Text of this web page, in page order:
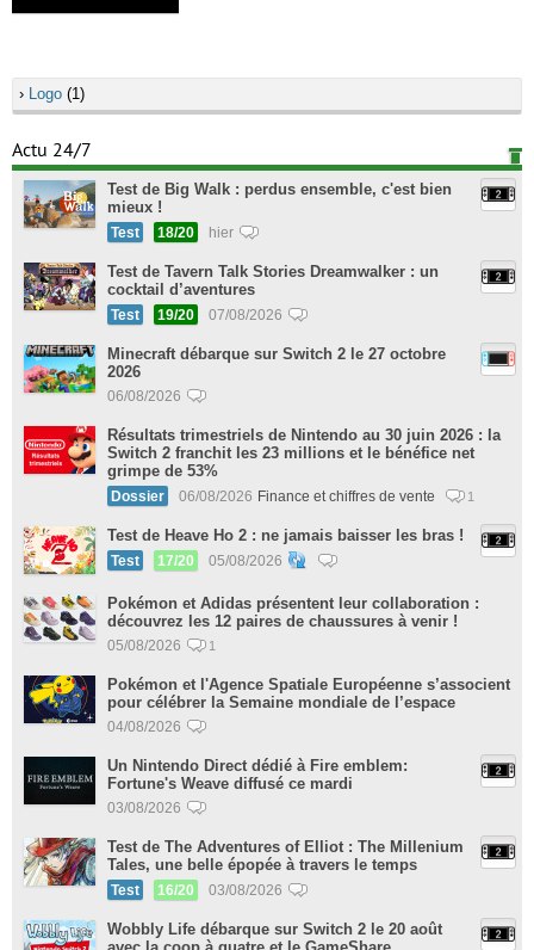
› Logo (1)
Actu 24/7
Test de Big Walk : perdus ensemble, c'est bien
mieux !
Test 18/20 hier
Test de Tavern Talk Stories Dreamwalker : un
cocktail d’aventures
Test 19/20 07/08/2026
Minecraft débarque sur Switch 2 le 27 octobre
2026
06/08/2026
Résultats trimestriels de Nintendo au 30 juin 2026 : la
Switch 2 franchit les 23 millions et le bénéfice net
grimpe de 53%
Dossier 06/08/2026 Finance et chiffres de vente 1
Test de Heave Ho 2 : ne jamais baisser les bras !
Test 17/20 05/08/2026
Pokémon et Adidas présentent leur collaboration :
découvrez les 12 paires de chaussures à venir !
05/08/2026 1
Pokémon et l'Agence Spatiale Européenne s’associent
pour célébrer la Semaine mondiale de l’espace
04/08/2026
Un Nintendo Direct dédié à Fire emblem:
Fortune's Weave diffusé ce mardi
03/08/2026
Test de The Adventures of Elliot : The Millenium
Tales, une belle épopée à travers le temps
Test 16/20 03/08/2026
Wobbly Life débarque sur Switch 2 le 20 août